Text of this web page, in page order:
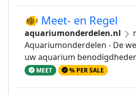
🐠 Meet- en Regel
aquariumonderdelen.nl
Aquariumonderdelen - De
uw aquarium
MEET % PER SALE